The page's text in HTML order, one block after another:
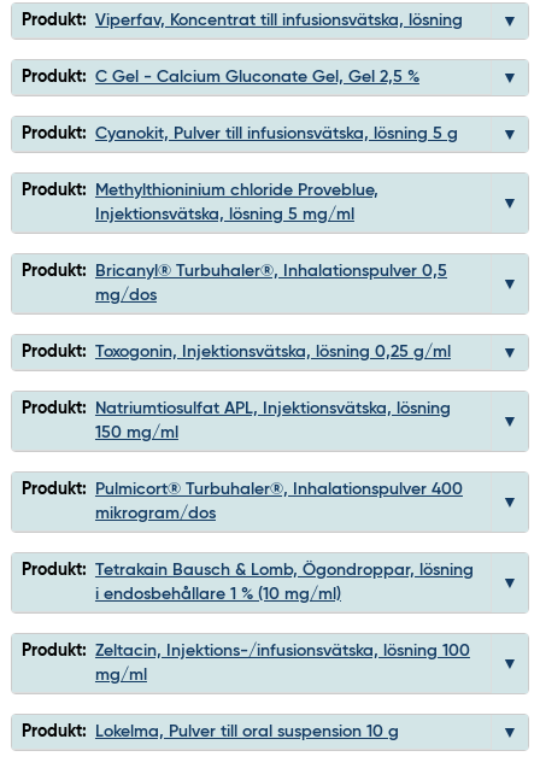
Produkt: Viperfav, Koncentrat till infusionsvätska, lösning
Produkt: C Gel - Calcium Gluconate Gel, Gel 2,5 %
Produkt: Cyanokit, Pulver till infusionsvätska, lösning 5 g
Produkt:
Methylthioninium chloride Proveblue,
Injektionsvätska, lösning 5 mg/ml
Produkt:
Bricanyl® Turbuhaler®, Inhalationspulver 0,5
mg/dos
Produkt: Toxogonin, Injektionsvätska, lösning 0,25 g/ml
Produkt:
Natriumtiosulfat APL, Injektionsvätska, lösning
150 mg/ml
Produkt:
Pulmicort® Turbuhaler®, Inhalationspulver 400
mikrogram/dos
Produkt: Tetrakain Bausch & Lomb, Ögondroppar, lösning
i endosbehållare 1 % (10 mg/ml)
Produkt: Zeltacin, Injektions-/infusionsvätska, lösning 100
mg/ml
Produkt: Lokelma, Pulver till oral suspension 10 g